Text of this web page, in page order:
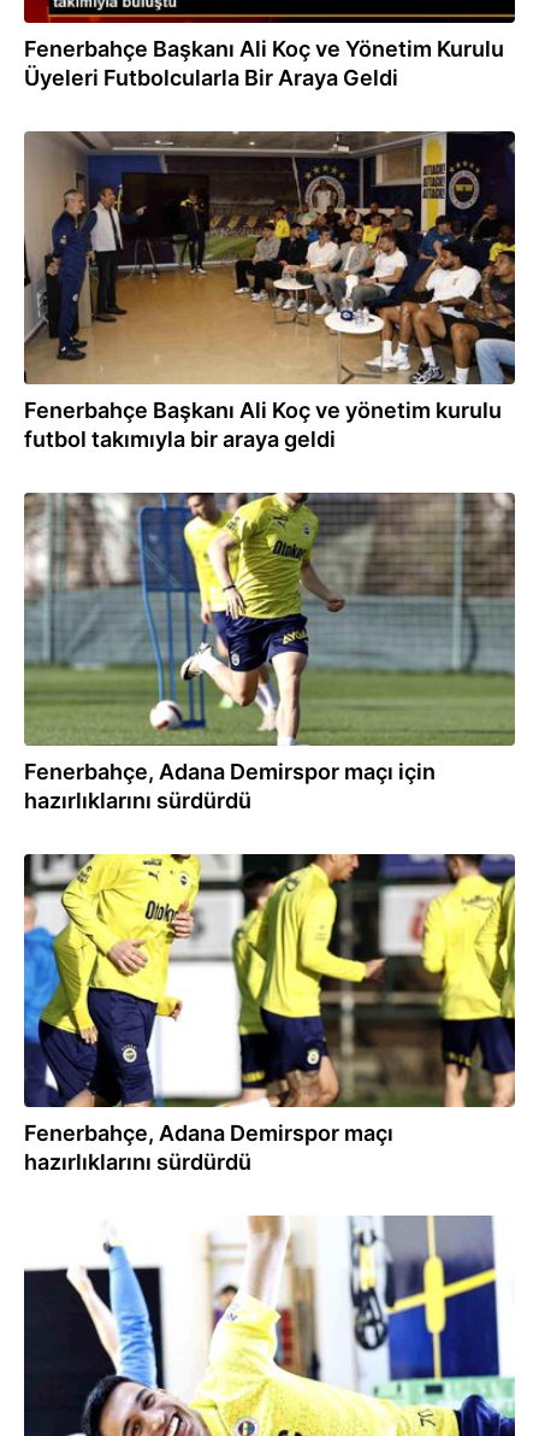
Fenerbahçe Başkanı Ali Koç ve Yönetim Kurulu
Üyeleri Futbolcularla Bir Araya Geldi
01.04.2024
Fenerbahçe Başkanı Ali Koç ve yönetim kurulu
futbol takımıyla bir araya geldi
31.03.2024
Fenerbahçe, Adana Demirspor maçı için
hazırlıklarını sürdürdü
29.03.2024
Fenerbahçe, Adana Demirspor maçı
hazırlıklarını sürdürdü
24.03.2024